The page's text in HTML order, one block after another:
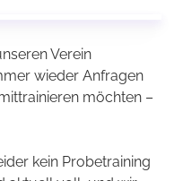
Verein
wieder Anfragen
möchten –
kein Probetraining